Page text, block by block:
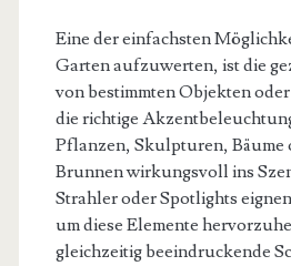
Eine der einfachsten
Garten aufzuwerten, ist die
von bestimmten Objekten
die richtige
Pflanzen, Skulpturen, Bäume
Brunnen wirkungsvoll ins
Strahler oder Spotlights
um diese Elemente
gleichzeitig beeindruckende